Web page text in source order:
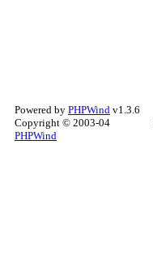
Powered by PHPWind v1.3.6
Copyright © 2003-04
PHPWind